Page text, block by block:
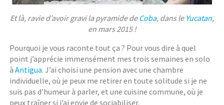
Et là, ravie d’avoir gravi la pyramide de Coba, dans le Yucatan,
en mars 2015 !
Pourquoi je vous raconte tout ça ? Pour vous dire à quel
point j’apprécie immensément mes trois semaines en solo
àAntigua. J’ai choisi une pension avec une chambre
individuelle, où je peux me retirer en toute solitude si je ne
suis pas d’humeur à parler, et une cuisine commune, où je
peux traîner si j’ai envie de sociabiliser.